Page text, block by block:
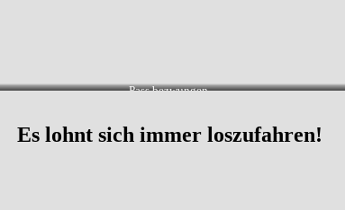
Pass bezwungen.
Es lohnt sich immer loszufahren!